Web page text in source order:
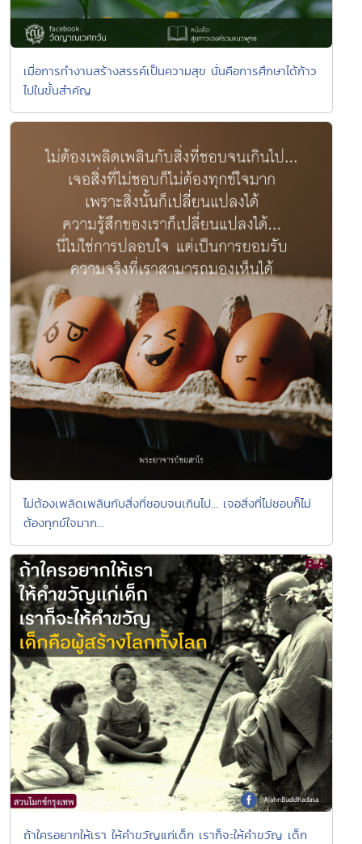
เมื่อการทำงานสร้างสรรค์เป็นความสุข นั่นคือการศึกษาได้ก้าว
ไปในขั้นสำคัญ
ไม่ต้องเพลิดเพลินกับสิ่งที่ชอบจนเกินไป... เจอสิ่งที่ไม่ชอบก็ไม่
ต้องทุกข์ใจมาก...
ถ้าใครอยากให้เรา ให้คำขวัญแก่เด็ก เราก็จะให้คำขวัญ เด็ก